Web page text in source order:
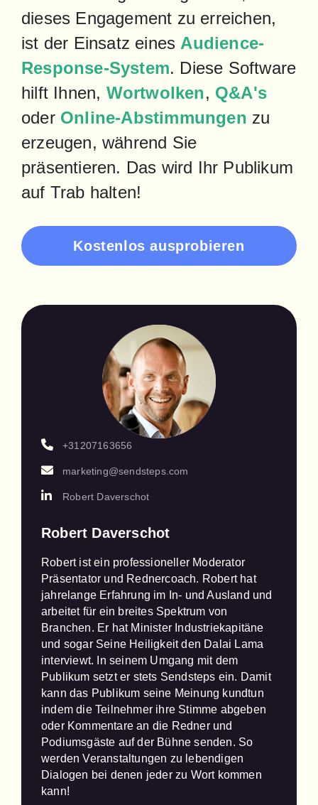
dieses Engagement zu erreichen,
ist der Einsatz eines Audience-
Response-System. Diese Software
hilft Ihnen, Wortwolken, Q&A's
oder Online-Abstimmungen zu
erzeugen, während Sie
präsentieren. Das wird Ihr Publikum
auf Trab halten!
Kostenlos ausprobieren
+31207163656
marketing@sendsteps.com
Robert Daverschot
Robert Daverschot
Robert ist ein professioneller Moderator
Präsentator und Rednercoach. Robert hat
jahrelange Erfahrung im In- und Ausland und
arbeitet für ein breites Spektrum von
Branchen. Er hat Minister Industriekapitäne
und sogar Seine Heiligkeit den Dalai Lama
interviewt. In seinem Umgang mit dem
Publikum setzt er stets Sendsteps ein. Damit
kann das Publikum seine Meinung kundtun
indem die Teilnehmer ihre Stimme abgeben
oder Kommentare an die Redner und
Podiumsgäste auf der Bühne senden. So
werden Veranstaltungen zu lebendigen
Dialogen bei denen jeder zu Wort kommen
kann!